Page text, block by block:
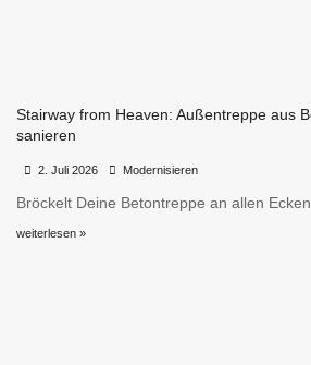
Stairway from Heaven: Außentreppe aus
sanieren
2. Juli 2026 Modernisieren
Bröckelt Deine Betontreppe an allen
weiterlesen »